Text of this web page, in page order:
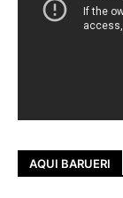
AQUI BARUERI